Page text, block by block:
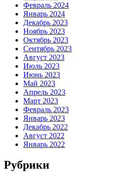
Февраль 2024
Январь 2024
Декабрь 2023
Ноябрь 2023
Октябрь 2023
Сентябрь 2023
Август 2023
Июль 2023
Июнь 2023
Май 2023
Апрель 2023
Март 2023
Февраль 2023
Январь 2023
Декабрь 2022
Август 2022
Январь 2022
Рубрики